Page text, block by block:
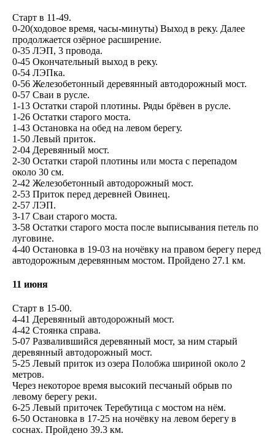
Старт в 11-49.
0-20(ходовое время, часы-минуты) Выход в реку. Далее
продолжается озёрное расширение.
0-35 ЛЭП, 3 провода.
0-45 Окончательный выход в реку.
0-54 ЛЭПка.
0-56 Железобетонный деревянный автодорожный мост.
0-57 Сваи в русле.
1-13 Остатки старой плотины. Ряды брёвен в русле.
1-26 Остатки старого моста.
1-43 Остановка на обед на левом берегу.
1-50 Левый приток.
2-04 Деревянный мост.
2-30 Остатки старой плотины или моста с перепадом
около 30 см.
2-42 Железобетонный автодорожный мост.
2-53 Приток перед деревней Овинец.
2-57 ЛЭП.
3-17 Сваи старого моста.
3-58 Остатки старого моста после выписывания петель по
луговине.
4-40 Остановка в 19-03 на ночёвку на правом берегу перед
автодорожным деревянным мостом. Пройдено 27.1 км.
11 июня
Старт в 15-00.
4-41 Деревянный автодорожный мост.
4-42 Стоянка справа.
5-07 Развалившийся деревянный мост, за ним старый
деревянный автодорожный мост.
5-25 Левый приток из озера Полобжа шириной около 2
метров.
Через некоторое время высокий песчаный обрыв по
левому берегу реки.
6-25 Левый приточек Теребутица с мостом на нём.
6-50 Остановка в 17-25 на ночёвку на левом берегу в
соснах. Пройдено 39.3 км.